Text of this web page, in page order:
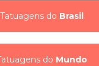
do Brasil
do Mundo